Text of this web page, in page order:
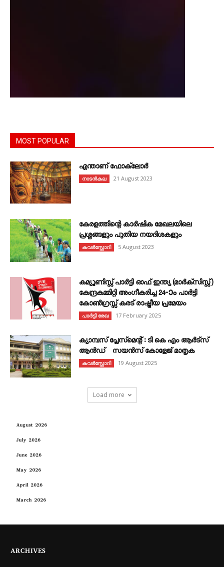
MOST POPULAR
എന്താണ്‌ ഫോക്‌ലോർ
നാടൻകല 21 August 2023
കേരളത്തിന്റെ കാർഷിക മേഖലയിലെ
പ്രശ്നങ്ങളും പുതിയ നയദിശകളും
കവര്‍സ്റ്റോറി 5 August 2023
കമ്യൂണിസ്റ്റ് പാർട്ടി ഓഫ് ഇന്ത്യ (മാർക്സിസ്റ്റ്)
കേന്ദ്രകമ്മിറ്റി അംഗീകരിച്ച 24‐ാം പാർട്ടി
കോൺഗ്രസ്സ് കരട് രാഷ്ട്രീയ പ്രമേയം
പാർട്ടി രേഖ 17 February 2025
ക്യാമ്പസ് പ്ലേസ്മെന്റ് : ടി കെ എം ആർട്സ്
ആൻഡ് സയൻസ് കോളേജ് മാതൃക
കവര്‍സ്റ്റോറി 19 August 2025
Load more
August 2026
July 2026
June 2026
May 2026
April 2026
March 2026
ARCHIVES